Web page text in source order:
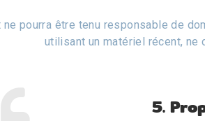
pourra être tenu responsable de
utilisant un matériel récent, ne
5.